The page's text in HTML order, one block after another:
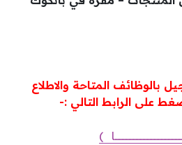
بالوظائف المتاحة والاطلاع
على الرابط التالي :-
)